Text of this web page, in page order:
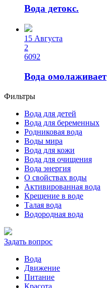
Вода детокс.
15 Августа
2
6092
Вода омолаживает
Фильтры
Вода для детей
Вода для беременных
Родниковая вода
Воды мира
Вода для кожи
Вода для очищения
Вода энергия
О свойствах воды
Активированная вода
Крещение в воде
Талая вода
Водородная вода
Задать вопрос
Вода
Движение
Питание
Красота